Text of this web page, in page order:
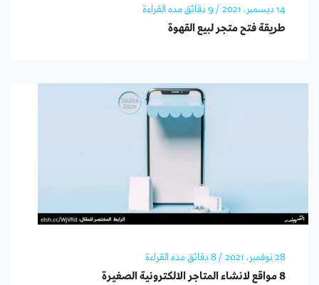
14 ديسمبر، 2021 / 9 دقائق مده القراءة
طريقة فتح متجر لبيع القهوة
28 نوفمبر، 2021 / 8 دقائق مده القراءة
8 مواقع لانشاء المتاجر الالكترونية الصغيرة